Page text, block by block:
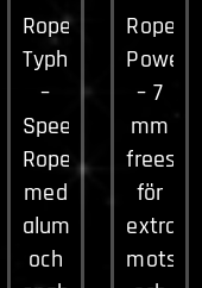
Ropee
Typhoon
–
Speed
Rope
med
och
Ropee
Power
– 7
mm
för
extra